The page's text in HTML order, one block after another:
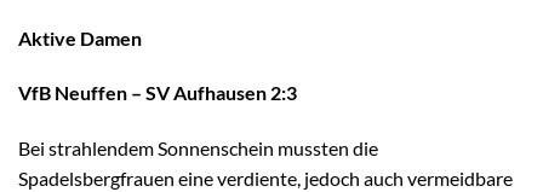
Aktive Damen
VfB Neuffen – SV Aufhausen 2:3
Bei strahlendem Sonnenschein mussten die
Spadelsbergfrauen eine verdiente, jedoch auch vermeidbare